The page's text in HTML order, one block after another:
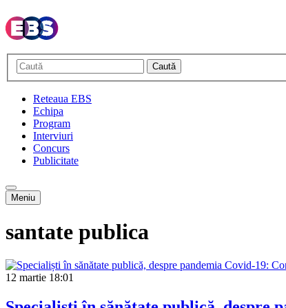
Caută
Reteaua EBS
Echipa
Program
Interviuri
Concurs
Publicitate
Meniu
santate publica
12 martie 18:01